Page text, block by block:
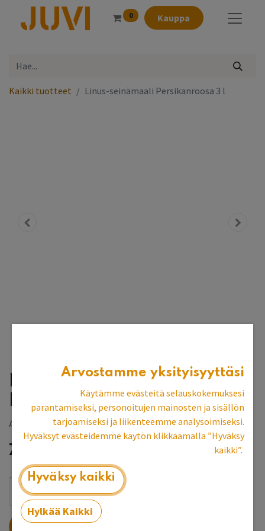
0 Kauppa
Kaikki tuotteet Linus-seinämaali Persikanroosa 3 l
Linus-seinämaali
Persikanroosa 3 l
Allbäck
78,09
LISÄÄ OSTOSKORIIN
Arvostamme yksityisyyttäsi
Käytämme evästeitä selauskokemuksesi
parantamiseksi, personoitujen mainosten ja sisällön
tarjoamiseksi ja liikenteemme analysoimiseksi.
Hyväksyt evästeidemme käytön klikkaamalla ”Hyväksy
kaikki”.
Hyväksy kaikki
Hylkää Kaikki